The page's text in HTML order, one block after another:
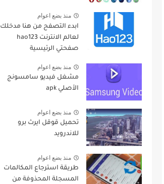
منذ بضع اعوام
ابدء التصفح من هنا مدخلك
لعالم الانترنت hao123
صفحتي الرئيسية
منذ بضع اعوام
مشغل فيديو سامسونج
الأصلي apk
منذ بضع اعوام
تحميل قوقل ايرث برو
للاندرويد
منذ بضع اعوام
طريقة استرجاع المكالمات
المسجلة المحذوفة من